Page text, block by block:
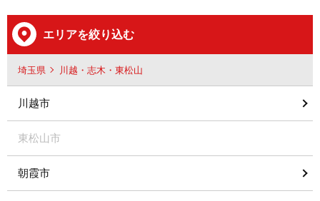
エリアを絞り込む
埼玉県 川越・志木・東松山
川越市
東松山市
朝霞市